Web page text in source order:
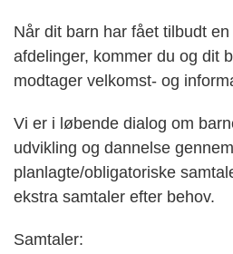
Når dit barn har fået tilbudt
afdelinger, kommer du og dit
modtager velkomst- og
Vi er i løbende dialog om
udvikling og dannelse gennem
planlagte/obligatoriske
ekstra samtaler efter behov.
Samtaler: